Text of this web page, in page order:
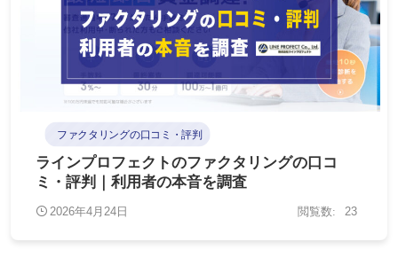
ファクタリングの口コミ・評判
ラインプロフェクトのファクタリングの口コ
ミ・評判｜利用者の本音を調査
2026年4月24日 23